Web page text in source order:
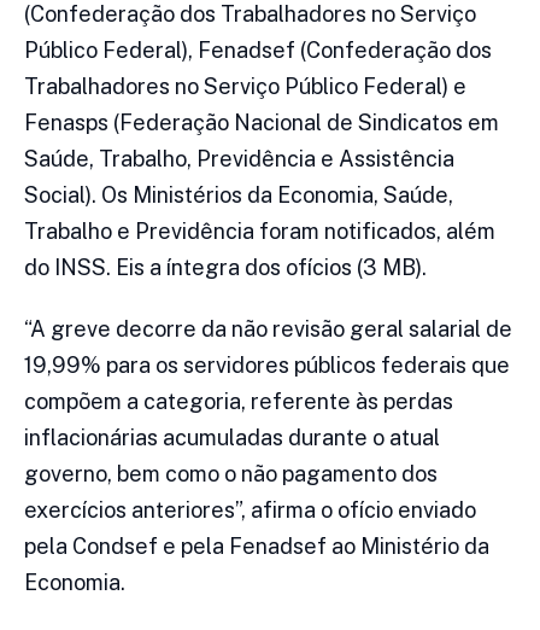
(Confederação dos Trabalhadores no Serviço
Público Federal), Fenadsef (Confederação dos
Trabalhadores no Serviço Público Federal) e
Fenasps (Federação Nacional de Sindicatos em
Saúde, Trabalho, Previdência e Assistência
Social). Os Ministérios da Economia, Saúde,
Trabalho e Previdência foram notificados, além
do INSS. Eis a íntegra dos ofícios (3 MB).
“A greve decorre da não revisão geral salarial de
19,99% para os servidores públicos federais que
compõem a categoria, referente às perdas
inflacionárias acumuladas durante o atual
governo, bem como o não pagamento dos
exercícios anteriores”, afirma o ofício enviado
pela Condsef e pela Fenadsef ao Ministério da
Economia.